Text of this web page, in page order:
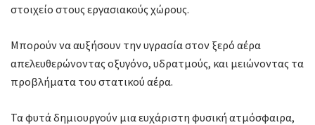
στοιχείο στους εργασιακούς χώρους.
Μπορούν να αυξήσουν την υγρασία στον ξερό αέρα
απελευθερώνοντας οξυγόνο, υδρατμούς, και μειώνοντας τα
προβλήματα του στατικού αέρα.
Τα φυτά δημιουργούν μια ευχάριστη φυσική ατμόσφαιρα,